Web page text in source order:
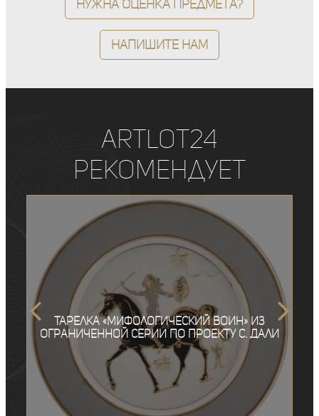
Нужна оценка предмета?
Напишите нам
ArtLot24
рекомендует
Тарелка «Мифологический воин» из
ограниченной серии по проекту С. Дали